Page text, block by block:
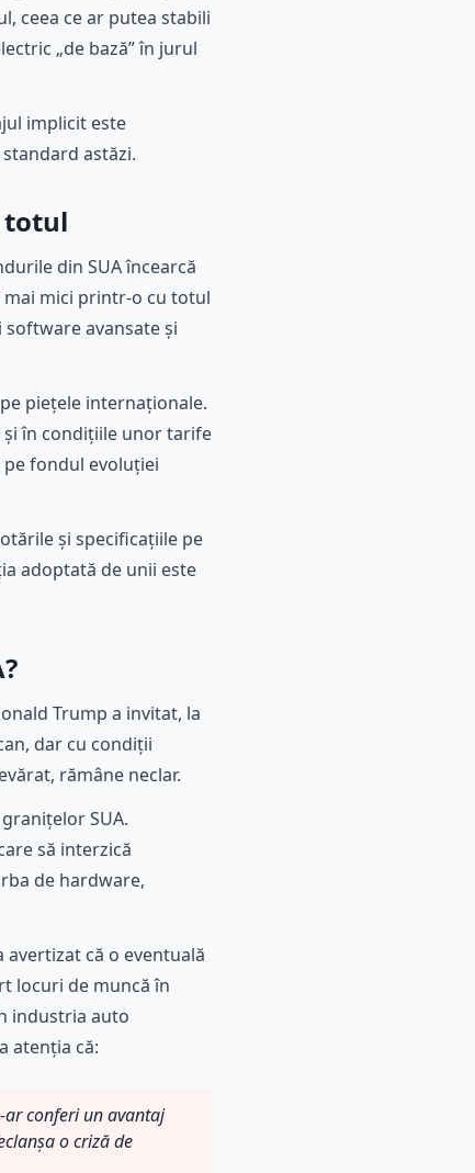
ceea ce ar putea stabili
„de bază” în jurul
implicit este
astăzi.
totul
din SUA încearcă
mici printr-o cu totul
avansate și
piețele internaționale.
și în condițiile unor tarife
fondul evoluției
și specificațiile pe
adoptată de unii este
Trump a invitat, la
dar cu condiții
rămâne neclar.
SUA.
să interzică
de hardware,
că o eventuală
locuri de muncă în
industria auto
atenția că:
ar conferi un avantaj
o criză de